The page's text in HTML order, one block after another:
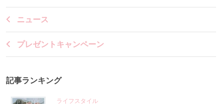
ニュース
プレゼントキャンペーン
記事ランキング
ライフスタイル